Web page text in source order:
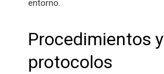
entorno.
Procedimientos y
protocolos